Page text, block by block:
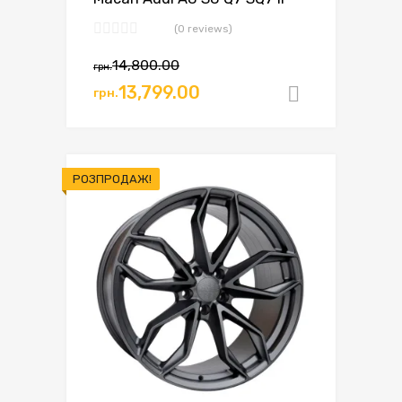
(0 reviews)
грн.14,800.00
грн.13,799.00
РОЗПРОДАЖ!